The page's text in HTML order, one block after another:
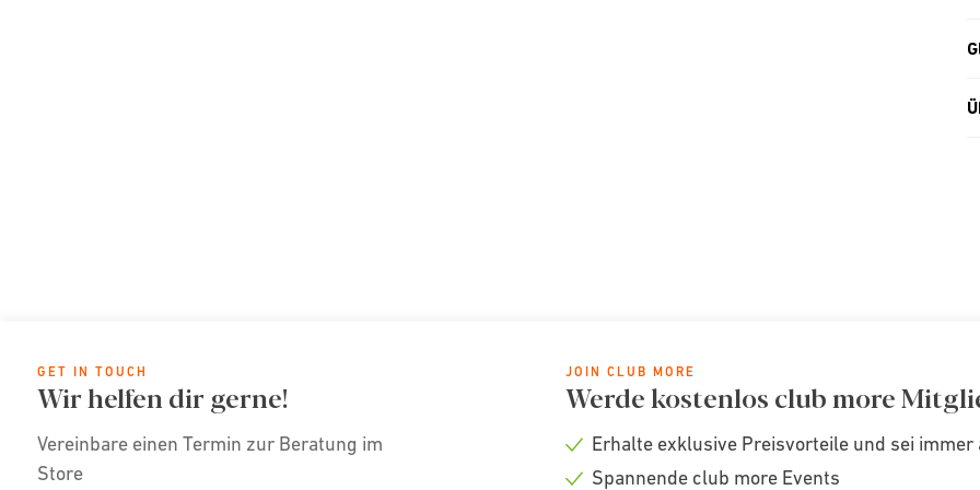
GET IN TOUCH
Wir helfen dir gerne!
Vereinbare einen Termin zur Beratung im
Store
JOIN CLUB MORE
Werde kostenlos club more
Check
Erhalte exklusive Preisvorteile und sei
Spannende club more Events